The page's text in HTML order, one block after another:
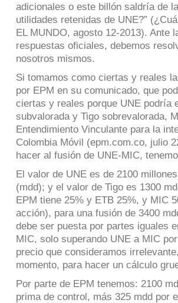
adicionales o este billón saldría de
utilidades retenidas de UNE?”
EL MUNDO, agosto 12-2013). Ante
respuestas oficiales, debemos
nosotros mismos.
Si tomamos como ciertas y reales
por EPM en su comunicado, que
ciertas y reales porque UNE podría
subvalorada y Tigo sobrevalorada,
Entendimiento Vinculante para la
Colombia Móvil (epm.com.co, julio
hacer al fusión de UNE-MIC,
El valor de UNE es de 2100
(mdd); y el valor de Tigo es 1300
EPM tiene 25% y ETB 25%, y MIC
acción), para una fusión de 3400
debe ser puesta por partes iguales
MIC, solo superando UNE a MIC
precio que consideramos
momento, para hacer un cálculo
Por parte de EPM tenemos: 2100
prima de control, más 325 mdd por